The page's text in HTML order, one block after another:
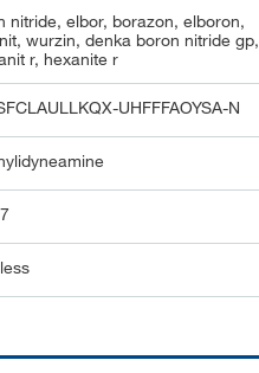
nitride, elbor, borazon, elboron,
wurzin, denka boron nitride gp,
r, hexanite r
UHFFFAOYSA-N